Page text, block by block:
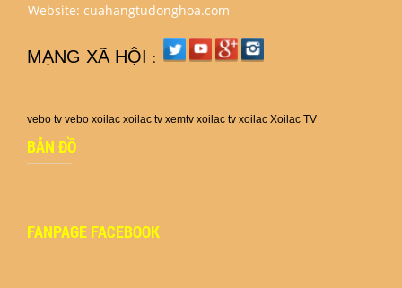
Website: cuahangtudonghoa.com
MẠNG XÃ HỘI :
vebo tv vebo xoilac xoilac tv xemtv xoilac tv xoilac Xoilac TV
BẢN ĐỒ
FANPAGE FACEBOOK